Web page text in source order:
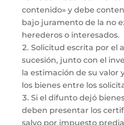
contenido» y debe
bajo juramento de la no
herederos o interesados.
Solicitud escrita por el
sucesión, junto con el
la estimación de su valor
los bienes entre los
Si el difunto dejó
deben presentar los
salvo por impuesto